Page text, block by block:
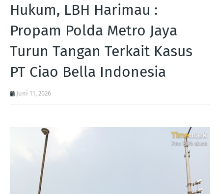
Hukum, LBH Harimau :
Propam Polda Metro Jaya
Turun Tangan Terkait Kasus
PT Ciao Bella Indonesia
Juni 11, 2026